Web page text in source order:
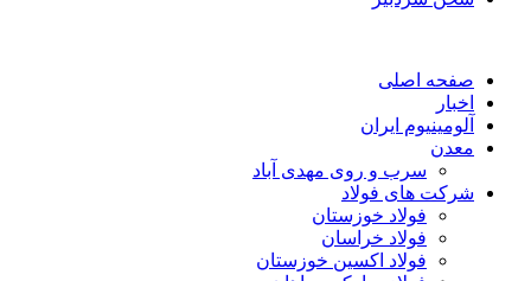
صفحه اصلی
اخبار
آلومینیوم ایران
معدن
سرب و روی مهدی آباد
شرکت های فولاد
فولاد خوزستان
فولاد خراسان
فولاد اکسین خوزستان